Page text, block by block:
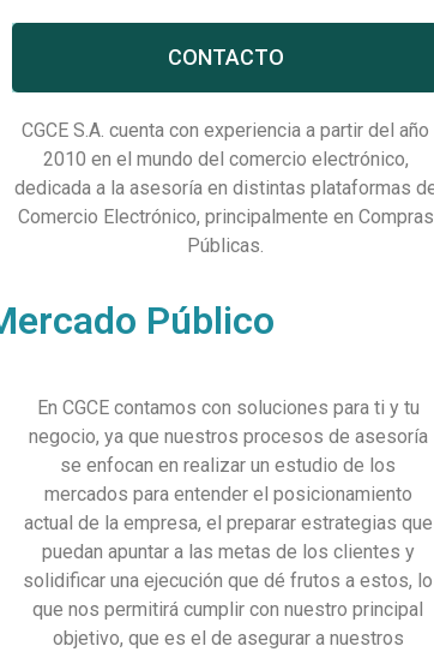
Equipo de
profesionales
responder a tus
Conocer
CONTACTO
CGCE S.A. cuenta con experiencia a partir del año
2010 en el mundo del comercio electrónico,
dedicada a la asesoría en distintas plataformas
Comercio Electrónico, principalmente en Compras
Públicas.
Público
En CGCE contamos con soluciones para ti y tu
negocio, ya que nuestros procesos de asesoría
se enfocan en realizar un estudio de los
mercados para entender el posicionamiento
actual de la empresa, el preparar estrategias que
puedan apuntar a las metas de los clientes y
solidificar una ejecución que dé frutos a estos, lo
que nos permitirá cumplir con nuestro principal
objetivo, que es el de asegurar a nuestros